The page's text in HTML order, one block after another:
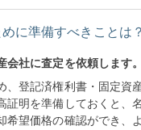
に準備すべきことは？
会社に査定を依頼します。
、登記済権利書・固定資
証明を準備しておくと、
希望価格の確認ができ、